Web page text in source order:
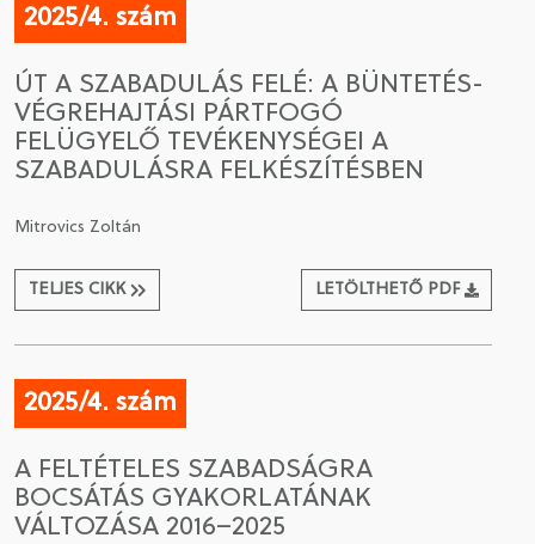
CSATLAKOZÁS A TÁRSASÁGHOZ / MEGÚJÍTOM A
TAGSÁGOMAT
2025/4. szám
ÚT A SZABADULÁS FELÉ: A BÜNTETÉS-
VÉGREHAJTÁSI PÁRTFOGÓ
FELÜGYELŐ TEVÉKENYSÉGEI A
SZABADULÁSRA FELKÉSZÍTÉSBEN
Mitrovics Zoltán
TELJES CIKK LETÖLTHETŐ PDF
2025/4. szám
A FELTÉTELES SZABADSÁGRA
BOCSÁTÁS GYAKORLATÁNAK
VÁLTOZÁSA 2016–2025